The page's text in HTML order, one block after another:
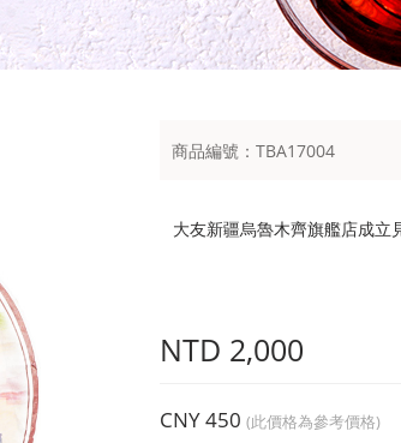
商品編號：TBA17004
大友新疆烏魯木齊旗艦店成立
NTD 2,000
CNY 450(此價格為參考價格)